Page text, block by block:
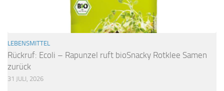
LEBENSMITTEL
Rückruf: Ecoli – Rapunzel ruft bioSnacky Rotklee Samen
zurück
31 JULI, 2026